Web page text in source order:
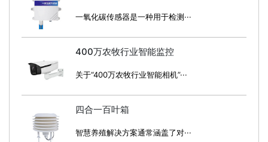
一氧化碳传感器是一种用于检测···
400万农牧行业智能监控
关于“400万农牧行业智能相机”···
四合一百叶箱
智慧养殖解决方案通常涵盖了对···